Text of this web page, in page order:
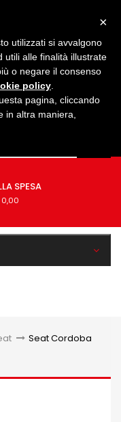
SPESA
> Seat Cordoba
×
utilizzati si avvalgono
utili alle finalità illustrate
o negare il consenso
policy
pagina, cliccando
in altra maniera,